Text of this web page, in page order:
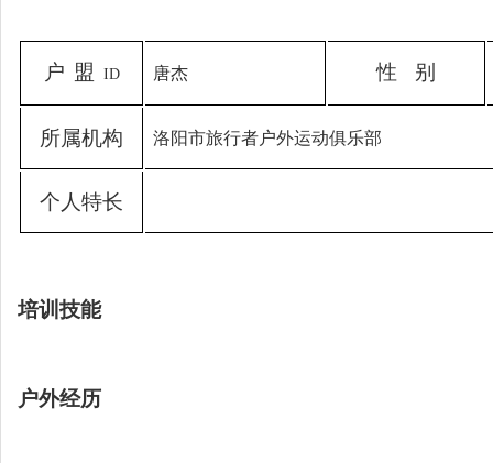
户 盟 ID 唐杰 性 别
所属机构 洛阳市旅行者户外运动俱乐部
个 人特长
培训技能
户外经历